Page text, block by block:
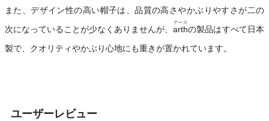
また、デザイン性の高い帽子は、品質の高さやかぶりやすさが二の
次になっていることが少なくありませんが、 arth
アース
の製品はすべて日本
製で、クオリティやかぶり心地にも重きが置かれています。
ユーザーレビュー